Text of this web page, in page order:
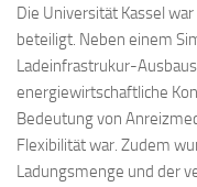
Die Universität Kassel
beteiligt. Neben einem
Ladeinfrastrukur-
energiewirtschaftliche
Bedeutung von
Flexibilität war. Zudem
Ladungs­menge und der